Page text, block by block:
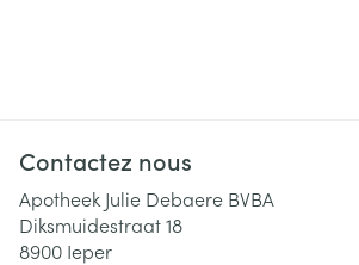
Contactez nous
Apotheek Julie Debaere BVBA
Diksmuidestraat 18
8900 Ieper